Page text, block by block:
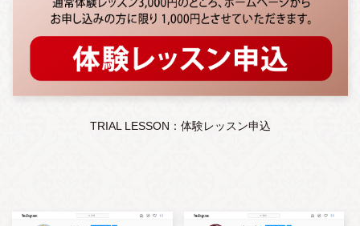
TRIAL LESSON：体験レッスン申込